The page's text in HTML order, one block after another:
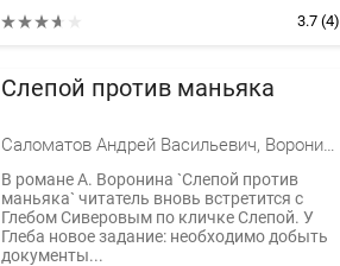
3.7 (4)
Слепой против маньяка
Саломатов Андрей Васильевич, Воронин Андрей
В романе А. Воронина `Слепой против
маньяка` читатель вновь встретится с
Глебом Сиверовым по кличке Слепой. У
Глеба новое задание: необходимо добыть
документы...